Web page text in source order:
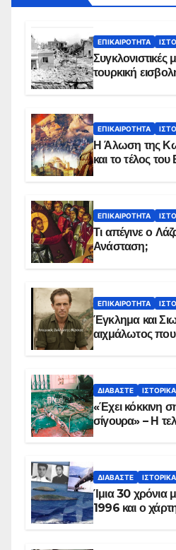
ΕΠΙΚΑΙΡΌΤΗΤΑ
Συγκλονιστικές
τουρκική
ΕΠΙΚΑΙΡΌΤΗΤΑ
Η Άλωση της
και το τέλος του
ΕΠΙΚΑΙΡΌΤΗΤΑ
Τι απέγινε ο
Ανάσταση;
ΕΠΙΚΑΙΡΌΤΗΤΑ
Έγκλημα και
αιχμάλωτος
ΔΙΑΒΆΣΤΕ ΙΣΤΟΡΙΚΆ
«Έχει κόκκινη
σίγουρα» – Η
ΔΙΑΒΆΣΤΕ ΙΣΤΟΡΙΚΆ
Ίμια 30 χρόνια